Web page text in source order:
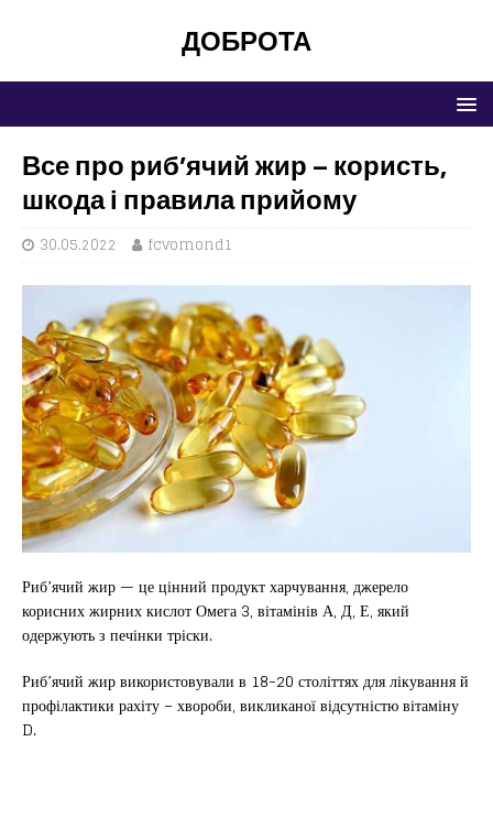
ДОБРОТА
Все про риб’ячий жир – користь,
шкода і правила прийому
30.05.2022 fcvomond1
Риб’ячий жир — це цінний продукт харчування, джерело
корисних жирних кислот Омега 3, вітамінів А, Д, Е, який
одержують з печінки тріски.
Риб’ячий жир використовували в 18-20 століттях для лікування й
профілактики рахіту – хвороби, викликаної відсутністю вітаміну
D.